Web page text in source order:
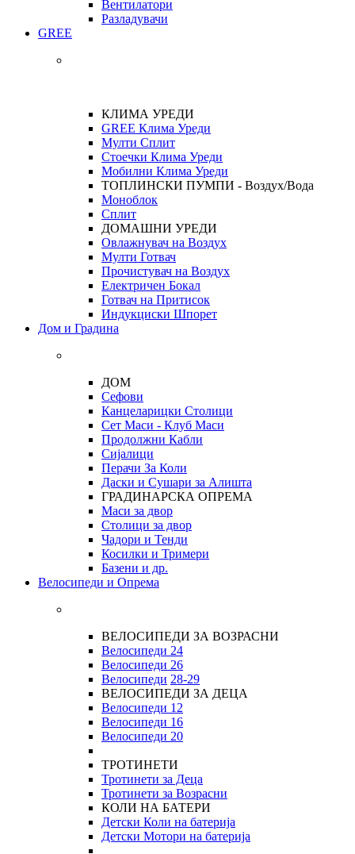
Вентилатори
Разладувачи
GREE
КЛИМА УРЕДИ
GREE Клима Уреди
Мулти Сплит
Стоечки Клима Уреди
Мобилни Клима Уреди
ТОПЛИНСКИ ПУМПИ - Воздух/Вода
Моноблок
Сплит
ДОМАШНИ УРЕДИ
Овлажнувач на Воздух
Мулти Готвач
Прочистувач на Воздух
Електричен Бокал
Готвач на Притисок
Индукциски Шпорет
Дом и Градина
ДОМ
Сефови
Канцеларицки Столици
Сет Маси - Клуб Маси
Продолжни Кабли
Сијалици
Перачи За Коли
Даски и Сушари за Алишта
ГРАДИНАРСКА ОПРЕМА
Маси за двор
Столици за двор
Чадори и Тенди
Косилки и Тримери
Базени и др.
Велосипеди и Опрема
ВЕЛОСИПЕДИ ЗА ВОЗРАСНИ
Велосипеди 24
Велосипеди 26
Велосипеди 28-29
ВЕЛОСИПЕДИ ЗА ДЕЦА
Велосипеди 12
Велосипеди 16
Велосипеди 20
ТРОТИНЕТИ
Тротинети за Деца
Тротинети за Возрасни
КОЛИ НА БАТЕРИ
Детски Коли на батерија
Детски Мотори на батерија